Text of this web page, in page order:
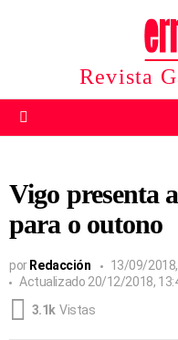
Revista
Vigo presenta
para o outono
por Redacción
13/09/
Actualizado 20/12/2018,
3.1k Vistas